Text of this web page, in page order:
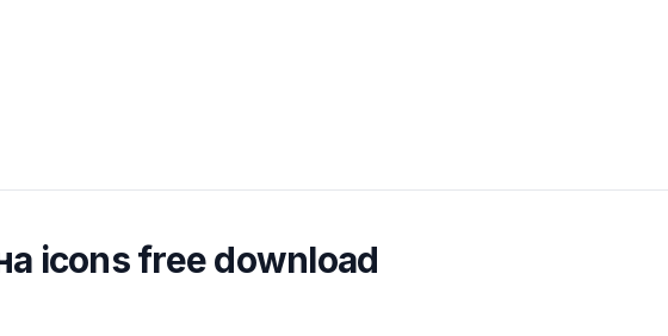
icons free download